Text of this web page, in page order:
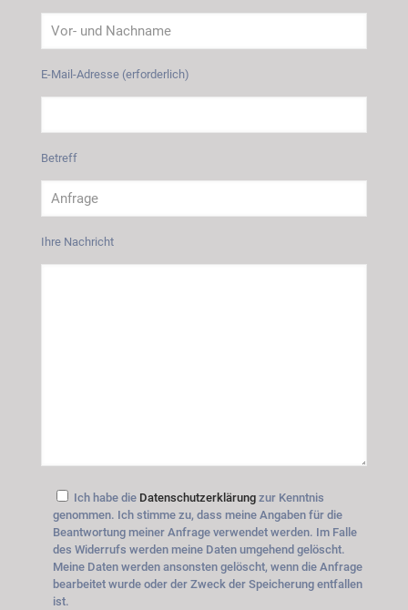
E-Mail-Adresse (erforderlich)
Betreff
Ihre Nachricht
Ich habe die Datenschutzerklärung zur Kenntnis
genommen. Ich stimme zu, dass meine Angaben für die
Beantwortung meiner Anfrage verwendet werden. Im Falle
des Widerrufs werden meine Daten umgehend gelöscht.
Meine Daten werden ansonsten gelöscht, wenn die Anfrage
bearbeitet wurde oder der Zweck der Speicherung entfallen
ist.